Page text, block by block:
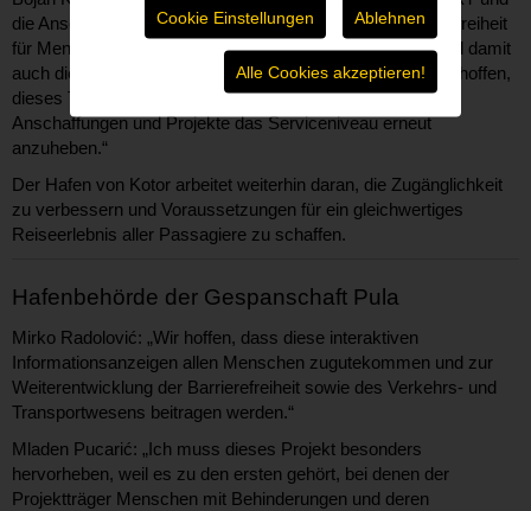
Cookie Einstellungen Ablehnen
Alle Cookies akzeptieren!
die Anschaffung dieser Ausstattung haben wir die Barrierefreiheit
für Menschen mit Behinderungen erheblich verbessert und damit
auch die Qualität unserer Dienstleistungen gesteigert. Wir hoffen,
dieses Tempo beibehalten zu können und durch weitere
Anschaffungen und Projekte das Serviceniveau erneut
anzuheben.“
Der Hafen von Kotor arbeitet weiterhin daran, die Zugänglichkeit
zu verbessern und Voraussetzungen für ein gleichwertiges
Reiseerlebnis aller Passagiere zu schaffen.
Hafenbehörde der Gespanschaft Pula
Mirko Radolović: „Wir hoffen, dass diese interaktiven
Informationsanzeigen allen Menschen zugutekommen und zur
Weiterentwicklung der Barrierefreiheit sowie des Verkehrs- und
Transportwesens beitragen werden.“
Mladen Pucarić: „Ich muss dieses Projekt besonders
hervorheben, weil es zu den ersten gehört, bei denen der
Projektträger Menschen mit Behinderungen und deren